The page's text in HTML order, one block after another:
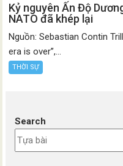
Kỷ nguyên Ấn Độ
NATO đã khép lại
Nguồn: Sebastian Contin
era is over”,...
THỜI SỰ
Search